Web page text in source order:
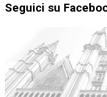
Seguici su